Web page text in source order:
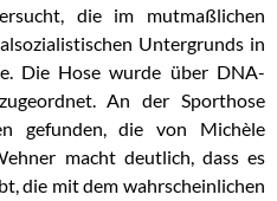
die im mutmaßlichen
Untergrunds in
Die Hose wurde über DNA-
An der Sporthose
gefunden, die von Michèle
macht deutlich, dass es
die mit dem wahrscheinlichen